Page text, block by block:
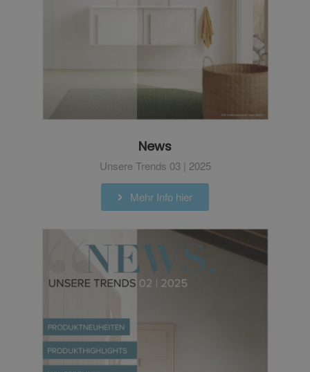
News
Unsere Trends 03 | 2025
Mehr Info hier